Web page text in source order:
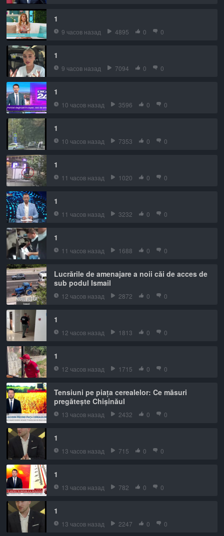
1
9 часов назад 4895 0 0
1
9 часов назад 7094 0 0
1
10 часов назад 3596 0 0
1
10 часов назад 7353 0 0
1
11 часов назад 1020 0 0
1
11 часов назад 3232 0 0
1
11 часов назад 1688 0 0
Lucrările de amenajare a noii căi de acces de
sub podul Ismail
12 часов назад 2872 0 0
1
12 часов назад 1813 0 0
1
12 часов назад 1715 0 0
Tensiuni pe piața cerealelor: Ce măsuri
pregătește Chișinăul
13 часов назад 2432 0 0
1
13 часов назад 715 0 0
1
13 часов назад 782 0 0
1
13 часов назад 2247 0 0